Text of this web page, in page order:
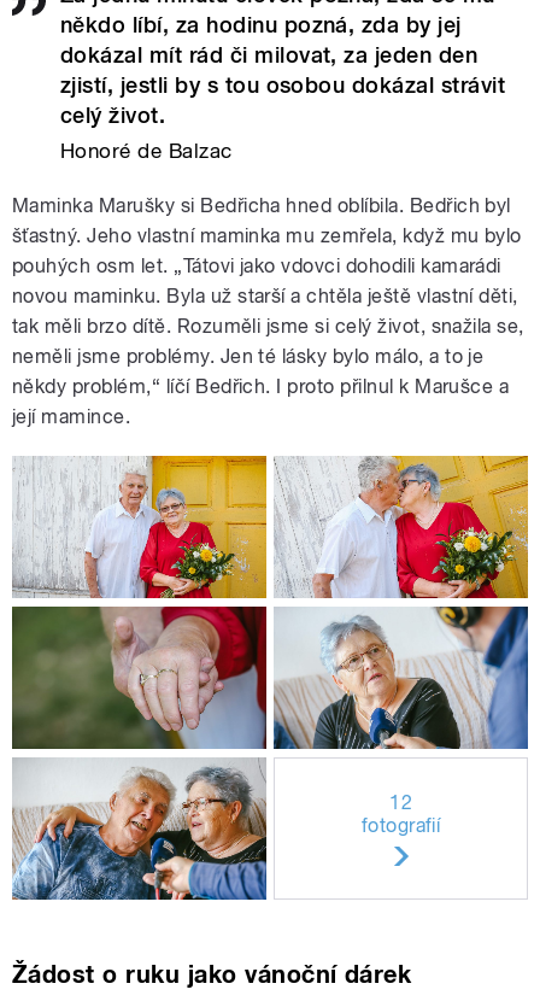
někdo líbí, za hodinu pozná, zda by jej
dokázal mít rád či milovat, za jeden den
zjistí, jestli by s tou osobou dokázal strávit
celý život.
Honoré de Balzac
Maminka Marušky si Bedřicha hned oblíbila. Bedřich byl
šťastný. Jeho vlastní maminka mu zemřela, když mu bylo
pouhých osm let. „Tátovi jako vdovci dohodili kamarádi
novou maminku. Byla už starší a chtěla ještě vlastní děti,
tak měli brzo dítě. Rozuměli jsme si celý život, snažila se,
neměli jsme problémy. Jen té lásky bylo málo, a to je
někdy problém,“ líčí Bedřich. I proto přilnul k Marušce a
její mamince.
12
fotografií
Žádost o ruku jako vánoční dárek